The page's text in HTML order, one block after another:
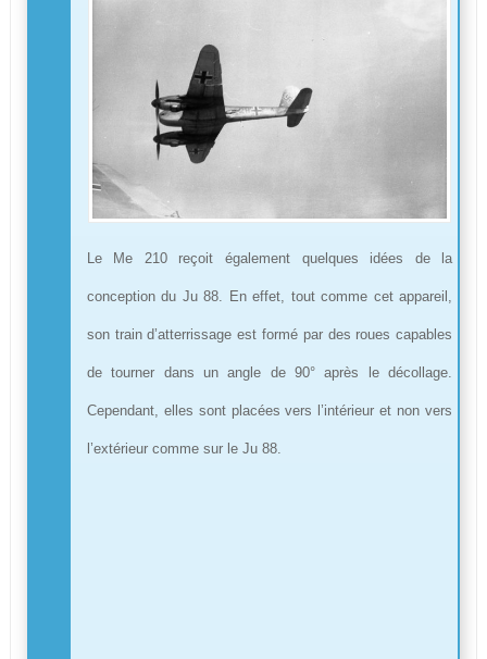
Le Me 210 reçoit également quelques idées de la
conception du Ju 88. En effet, tout comme cet appareil,
son train d’atterrissage est formé par des roues capables
de tourner dans un angle de 90° après le décollage.
Cependant, elles sont placées vers l’intérieur et non vers
l’extérieur comme sur le Ju 88.